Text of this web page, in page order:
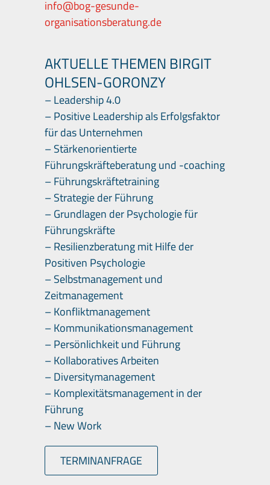
info@bog-gesunde-
organisationsberatung.de
AKTUELLE THEMEN BIRGIT
OHLSEN-GORONZY
– Leadership 4.0
– Positive Leadership als Erfolgsfaktor
für das Unternehmen
–Stärkenorientierte
Führungskräfteberatung und -coaching
– Führungskräftetraining
– Strategie der Führung
– Grundlagen der Psychologie für
Führungskräfte
– Resilienzberatung mit Hilfe der
Positiven Psychologie
– Selbstmanagement und
Zeitmanagement
– Konfliktmanagement
– Kommunikationsmanagement
– Persönlichkeit und Führung
– Kollaboratives Arbeiten
– Diversitymanagement
– Komplexitätsmanagement in der
Führung
– New Work
TERMINANFRAGE